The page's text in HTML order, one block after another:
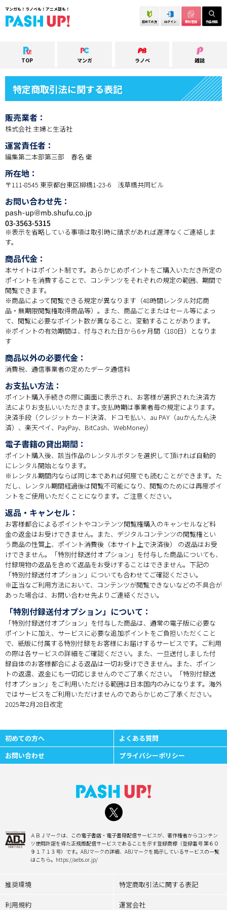
マンガも！ラノベも！アニメ誌も！
初めての方 ログイン 無料登録 作品検索
TOP マンガ ラノベ 雑誌
特定商取引法に関する表記
販売業者：
株式会社 主婦と生活社
運営責任者：
編集第二本部第三部 春名 衛
所在地：
〒111-8545 東京都台東区柳橋1-23-6 浅草橋共同ビル
お問い合わせ先：
※表示を省略している事項は取引時に請求があれば遅滞なくご連絡しま
す。
商品代金：
本サイトはポイント制です。あらかじめポイントをご購入いただき所定の
ポイントを消費することで、コンテンツをそれぞれの規定の範囲、期間で
閲覧できます。
※商品によって閲覧できる規定が異なります（48時間レンタル対応商
品・無期限閲覧権取得商品等）。また、商品ごとまたはセール等によっ
て、閲覧に必要なポイント数が異なること、変動することがあります。
※ポイントの有効期間は、付与された日から6ヶ月間（180日）となりま
す
商品以外の必要代金：
消費税、通信事業者の定めたデータ通信料
お支払い方法：
ポイント購入手続きの際に画面に表示され、お客様が選択された決済方
法によりお支払いいただきます｡支払時期は事業者毎の規定によります。
決済手段（クレジットカード決済、ドコモ払い、au PAY（auかんたん決
済）、 楽天ペイ、PayPay、BitCash、WebMoney）
電子書籍の貸出期間：
ポイント購入後、該当作品のレンタルボタンを選択して頂ければ自動的
にレンタル開始となります。
※レンタル期間内ならば同じ本であれば何度でも読むことができます。た
だし、レンタル期間経過後は閲覧不可能になり、閲覧のためには再度ポイ
ントをご使用いただくことになります。ご注意ください。
返品・キャンセル：
お客様都合によるポイントやコンテンツ閲覧権購入のキャンセルなど料
金の返金はお受けできません。また、デジタルコンテンツの閲覧権とい
う商品の性質上、ポイント消費後（本サイト上で決済後） の返品はお受
けできません。「特別付録送付オプション」を付与した商品についても、
付録現物の返品を含めて返品をお受けすることはできません。下記の
「特別付録送付オプション」についても合わせてご確認ください。
※正当なご利用方法において、コンテンツが閲覧できないなどの不具合が
あった場合は、お問い合わせ先よりご連絡ください。
「特別付録送付オプション」について：
「特別付録送付オプション」を付与した商品は、通常の電子版に必要な
ポイントに加え、サービスに必要な追加ポイントをご負担いただくこと
で、紙版に付属する特別付録をお客様にお届けするサービスです。ご利用
の際は各サービスの詳細をご確認ください。また、一旦送付しました付
録自体のお客様都合による返品は一切お受けできません。また、ポイン
トの返還、返金にも一切応じませんのでご了承ください。「特別付録送
付オプション」をご利用いただける範囲は日本国内のみになります。海外
ではサービスをご利用いただけませんのであらかじめご了承ください。
2025年2月28日改定
初めての方へ
よくある質問
お問い合わせ
プライバシーポリシー
ＡＢＪマークは、この電子書店・電子書籍配信サービスが、著作権者からコンテン
ツ使用許諾を得た正規版配信サービスであることを示す登録商標（登録番号 第６０
９１７１３号）です。ABJマークの詳細、ABJマークを掲示しているサービスの一覧
はこちら。https://aebs.or.jp/
推奨環境 特定商取引法に関する表記
利用規約 運営会社